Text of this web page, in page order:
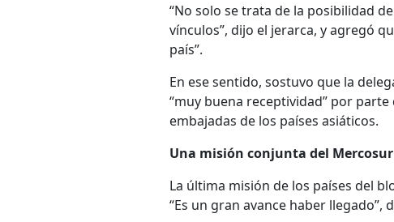
“No solo se trata de la posibilidad
vínculos”, dijo el jerarca, y agregó
país”.
En ese sentido, sostuvo que la
“muy buena receptividad” por
embajadas de los países asiáticos.
Una misión conjunta del Mercosur
La última misión de los países del
“Es un gran avance haber llegado”,